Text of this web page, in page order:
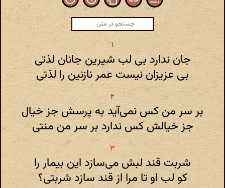
جان ندارد بی لب شیرین جانان لذتی
بی عزیزان نیست عمر نازنین را لذتی
بر سر من کس نمی‌آید به پرسش جز خیال
جز خیالش کس ندارد بر سر من منتی
شربت قند لبش می‌سازد این بیمار را
کو لب او تا مرا از قند سازد شربتی؟